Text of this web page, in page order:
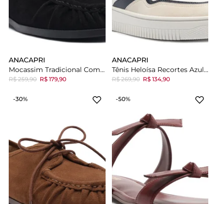
ANACAPRI
Mocassim Tradicional Com Amarração Preto
R$ 259,90 R$ 179,90
ANACAPRI
Tênis Heloísa Recortes Azul Marinho
R$ 269,90 R$ 134,90
-30% -50%